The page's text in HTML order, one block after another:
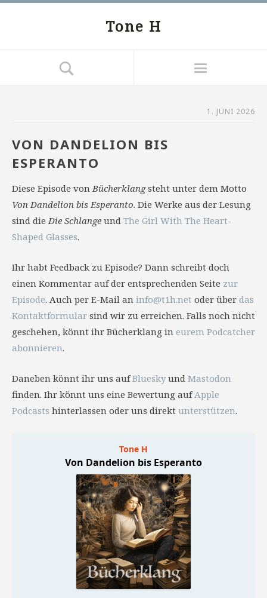
Tone H
1. JUNI 2026
VON DANDELION BIS
ESPERANTO
Diese Episode vonBücherklangsteht unter dem Motto
Von Dandelion bis Esperanto. Die Werke aus der Lesung
sind dieDie Schlange und The Girl With The Heart-
Shaped Glasses.
Ihr habt Feedback zu Episode? Dann schreibt doch
einen Kommentar auf der entsprechenden Seite zur
Episode. Auch per E-Mail an info@t1h.net oder über das
Kontaktformular sind wir zu erreichen. Falls noch nicht
geschehen, könnt ihr Bücherklang in eurem Podcatcher
abonnieren.
Daneben könnt ihr uns aufBlueskyund Mastodon
finden. Ihr könnt uns eine Bewertung aufApple
Podcasts hinterlassen oder uns direkt unterstützen.